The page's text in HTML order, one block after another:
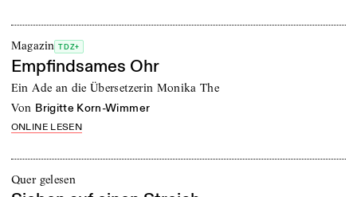
Magazin TDZ+
Empfindsames Ohr
Ein Ade an die Übersetzerin Monika The
von Brigitte Korn-Wimmer
ONLINE LESEN
Quer gelesen